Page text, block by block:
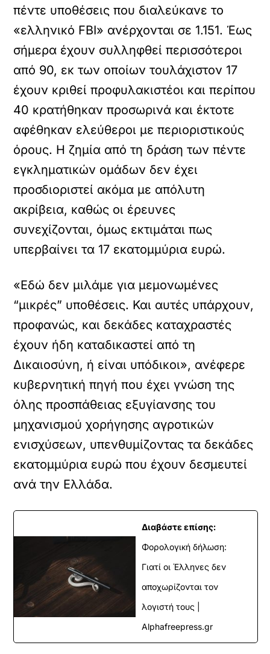
πέντε υποθέσεις που διαλεύκανε το
«ελληνικό FBI» ανέρχονται σε 1.151. Έως
σήμερα έχουν συλληφθεί περισσότεροι
από 90, εκ των οποίων τουλάχιστον 17
έχουν κριθεί προφυλακιστέοι και περίπου
40 κρατήθηκαν προσωρινά και έκτοτε
αφέθηκαν ελεύθεροι με περιοριστικούς
όρους. Η ζημία από τη δράση των πέντε
εγκληματικών ομάδων δεν έχει
προσδιοριστεί ακόμα με απόλυτη
ακρίβεια, καθώς οι έρευνες
συνεχίζονται, όμως εκτιμάται πως
υπερβαίνει τα 17 εκατομμύρια ευρώ.
«Εδώ δεν μιλάμε για μεμονωμένες
“μικρές” υποθέσεις. Και αυτές υπάρχουν,
προφανώς, και δεκάδες καταχραστές
έχουν ήδη καταδικαστεί από τη
Δικαιοσύνη, ή είναι υπόδικοι», ανέφερε
κυβερνητική πηγή που έχει γνώση της
όλης προσπάθειας εξυγίανσης του
μηχανισμού χορήγησης αγροτικών
ενισχύσεων, υπενθυμίζοντας τα δεκάδες
εκατομμύρια ευρώ που έχουν δεσμευτεί
ανά την Ελλάδα.
Διαβάστε επίσης:
Φορολογική δήλωση:
Γιατί οι Έλληνες δεν
αποχωρίζονται τον
λογιστή τους |
Alphafreepress.gr